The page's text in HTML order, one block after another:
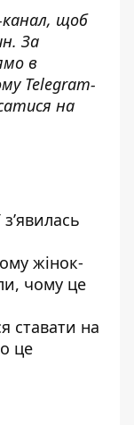
, щоб
За
в
Telegram-
на
жінок-
чому це
ставати на
це